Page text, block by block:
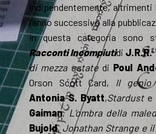
indipendentemente,
l’anno successivo alla
In questa categoria sono
Racconti Incompiutidi J.R.R.
di mezza estate di Poul
Orson Scott Card, Il genio
Antonia S. Byatt,Starduste
Gaiman,L’ombra della
Bujold, Jonathan Strange e